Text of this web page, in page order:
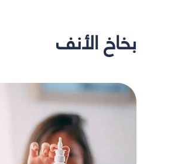
بخاخ الأنف